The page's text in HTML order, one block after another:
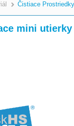
>
Čistiace Prostriedky
mini utierky